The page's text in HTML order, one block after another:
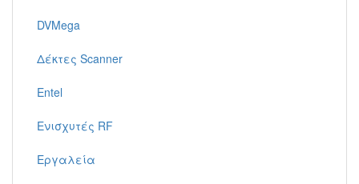
DVMega
Δέκτες Scanner
Entel
Ενισχυτές RF
Εργαλεία